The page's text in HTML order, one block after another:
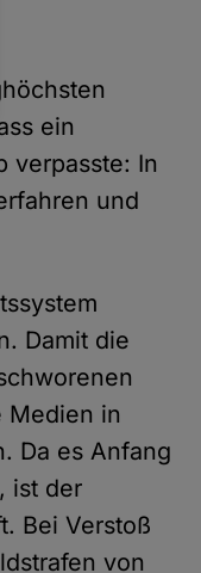
ein
verpasste: In
und
Damit die
Medien in
Da es Anfang
ist der
Bei Verstoß
von